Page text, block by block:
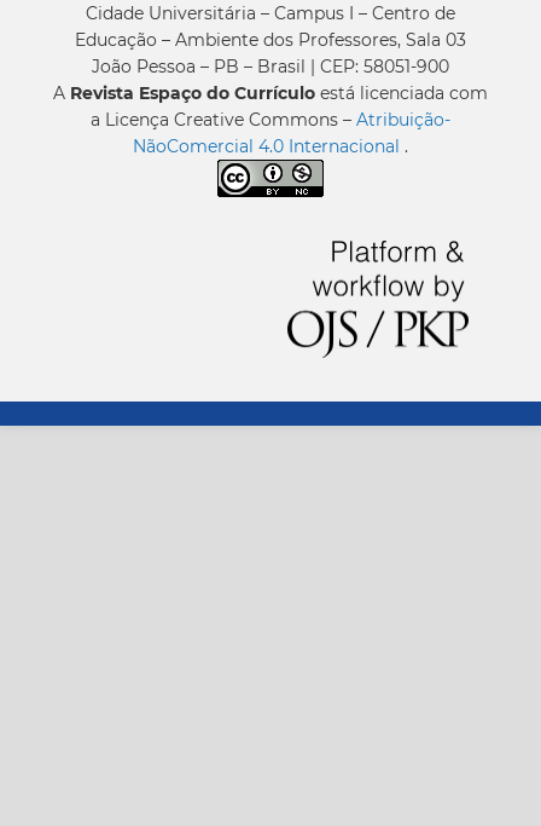
Cidade Universitária – Campus I – Centro de
Educação – Ambiente dos Professores, Sala 03
João Pessoa – PB – Brasil | CEP: 58051-900
A Revista Espaço do Currículo está licenciada com
a Licença Creative Commons – Atribuição-
NãoComercial 4.0 Internacional .